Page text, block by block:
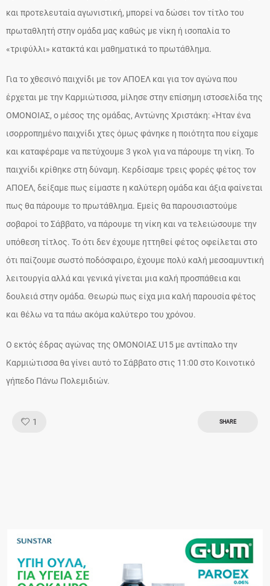
και προτελευταία αγωνιστική, μπορεί να δώσει τον τίτλο του
πρωταθλητή στην ομάδα μας καθώς με νίκη ή ισοπαλία το
«τριφύλλι» κατακτά και μαθηματικά το πρωτάθλημα.
Για το χθεσινό παιχνίδι με τον ΑΠΟΕΛ και για τον αγώνα που
έρχεται με την Καρμιώτισσα, μίλησε στην επίσημη ιστοσελίδα της
ΟΜΟΝΟΙΑΣ, ο μέσος της ομάδας, Αντώνης Χριστάκη: «Ήταν ένα
ισορροπημένο παιχνίδι χτες όμως φάνηκε η ποιότητα που είχαμε
και καταφέραμε να πετύχουμε 3 γκολ για να πάρουμε τη νίκη. Το
παιχνίδι κρίθηκε στη δύναμη. Κερδίσαμε τρεις φορές φέτος τον
ΑΠΟΕΛ, δείξαμε πως είμαστε η καλύτερη ομάδα και άξια φαίνεται
πως θα πάρουμε το πρωτάθλημα. Εμείς θα παρουσιαστούμε
σοβαροί το Σάββατο, να πάρουμε τη νίκη και να τελειώσουμε την
υπόθεση τίτλος. Το ότι δεν έχουμε ηττηθεί φέτος οφείλεται στο
ότι παίζουμε σωστό ποδόσφαιρο, έχουμε πολύ καλή μεσοαμυντική
λειτουργία αλλά και γενικά γίνεται μια καλή προσπάθεια και
δουλειά στην ομάδα. Θεωρώ πως είχα μια καλή παρουσία φέτος
και θέλω να τα πάω ακόμα καλύτερο του χρόνου.
Ο εκτός έδρας αγώνας της ΟΜΟΝΟΙΑΣ U15 με αντίπαλο την
Καρμιώτισσα θα γίνει αυτό το Σάββατο στις 11:00 στο Κοινοτικό
γήπεδο Πάνω Πολεμιδιών.
1 SHARE